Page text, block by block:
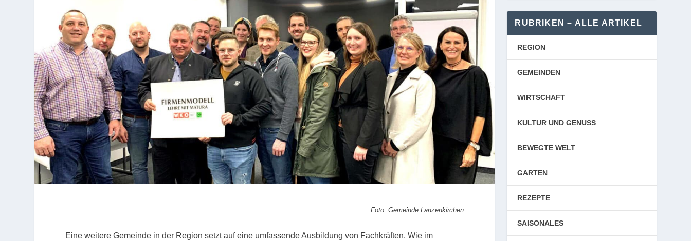
Foto: Gemeinde Lanzenkirchen
Eine weitere Gemeinde in der Region setzt auf eine umfassende Ausbildung von Fachkräften. Wie im
RUBRIKEN – ALLE ARTIKEL
REGION
GEMEINDEN
WIRTSCHAFT
KULTUR UND GENUSS
BEWEGTE WELT
GARTEN
REZEPTE
SAISONALES